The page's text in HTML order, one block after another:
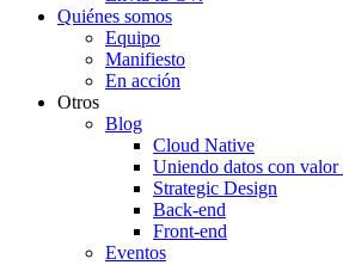
Quiénes somos
Equipo
Manifiesto
En acción
Otros
Blog
Cloud Native
Uniendo datos con valor
Strategic Design
Back-end
Front-end
Eventos